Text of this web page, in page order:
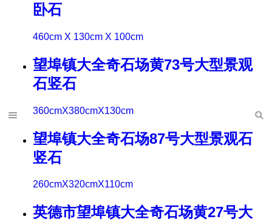
卧石
460cm X 130cm X 100cm
望埠镇大全奇石场黄73号大型景观
石竖石
360cmX380cmX130cm
望埠镇大全奇石场87号大型景观石
竖石
260cmX320cmX110cm
英德市望埠镇大全奇石场黄27号大